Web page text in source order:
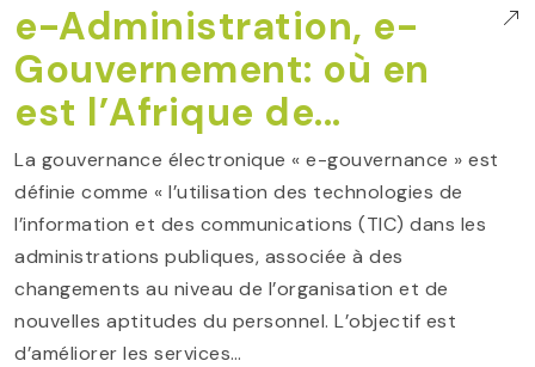
e-Administration, e-
Gouvernement: où en
est l’Afrique de...
La gouvernance électronique « e-gouvernance » est
définie comme « l’utilisation des technologies de
l’information et des communications (TIC) dans les
administrations publiques, associée à des
changements au niveau de l’organisation et de
nouvelles aptitudes du personnel. L’objectif est
d’améliorer les services…